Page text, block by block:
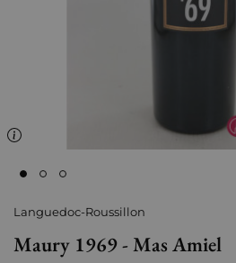
Languedoc-Roussillon
Maury 1969 - Mas Amiel